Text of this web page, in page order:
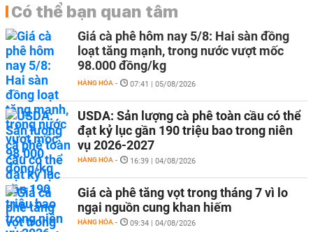
Có thể bạn quan tâm
Giá cà phê hôm nay 5/8: Hai sàn đồng
loạt tăng mạnh, trong nước vượt mốc
98.000 đồng/kg
HÀNG HÓA - 07:41 | 05/08/2026
USDA: Sản lượng cà phê toàn cầu có thể
đạt kỷ lục gần 190 triệu bao trong niên
vụ 2026-2027
HÀNG HÓA - 16:39 | 04/08/2026
Giá cà phê tăng vọt trong tháng 7 vì lo
ngại nguồn cung khan hiếm
HÀNG HÓA - 09:34 | 04/08/2026